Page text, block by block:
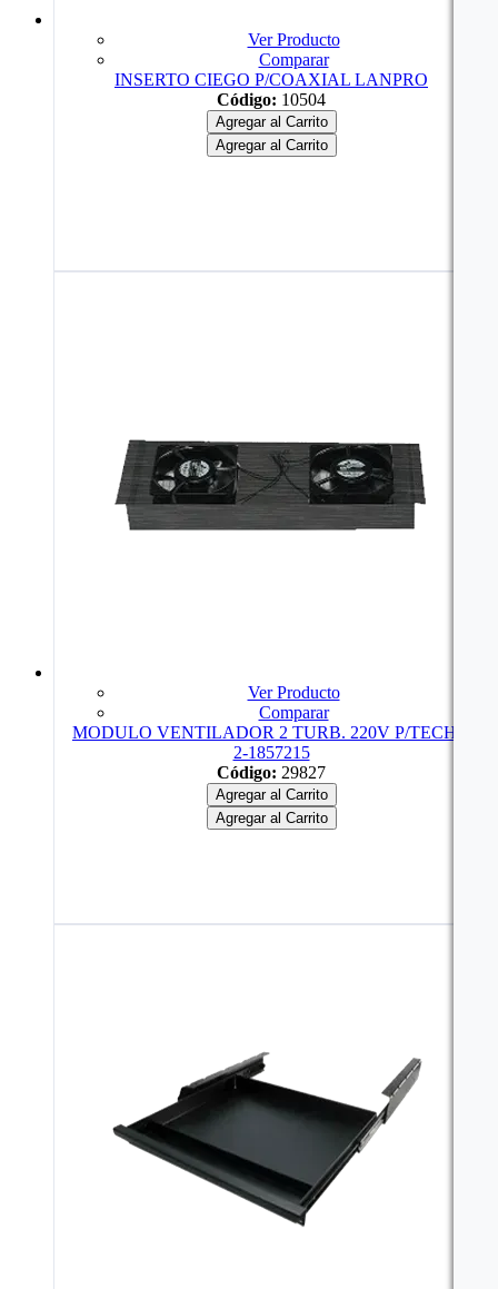
Ver Producto
Comparar
INSERTO CIEGO P/COAXIAL LANPRO
Código: 10504
Agregar al Carrito
Agregar al Carrito
Ver Producto
Comparar
MODULO VENTILADOR 2 TURB. 220V P/TECHO
2-1857215
Código: 29827
Agregar al Carrito
Agregar al Carrito